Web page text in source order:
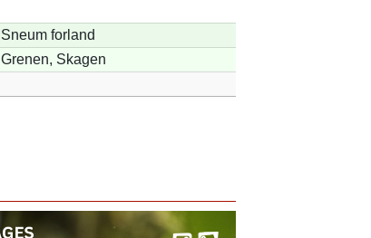
Sneum forland
Grenen, Skagen